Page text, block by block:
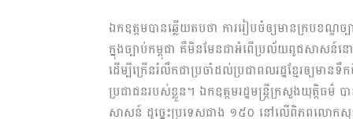
ឯកឧត្តមបានឆ្លើយតបថា ការរៀបចំឲ្យមានក្របខណ្ឌច្
ក្នុងច្បាប់កម្ពុជា គឺមិនមែនជាអំពើប្រល័យពូជសាសន៍នោ
ដើម្បីក្រើនរំលឹកជាប្រចាំដល់ប្រជាពលរដ្ឋខ្មែរឲ្យមាន
ប្រជាជនរបស់ខ្លួន។ ឯកឧត្តមរដ្ឋមន្ត្រីក្រសួងយុត្តិ
សាសន៍ ដូច្នេះប្រទេសជាង ១៥០ នៅលើពិភពលោក